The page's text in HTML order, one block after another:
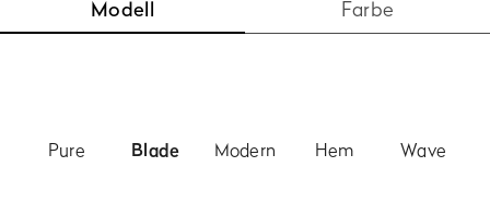
Modell Farbe
Pure Blade Modern Hem Wave